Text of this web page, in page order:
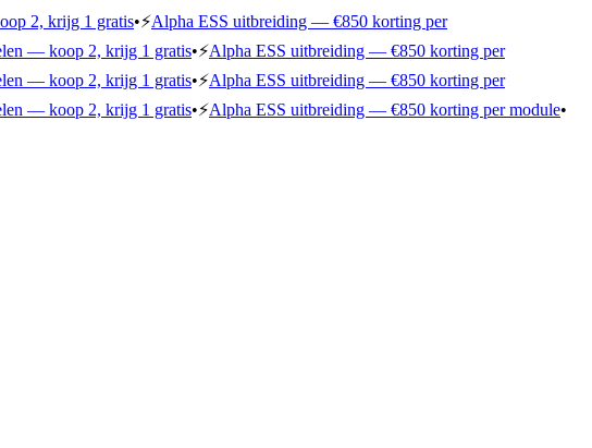
2, krijg 1 gratis•⚡Alpha ESS uitbreiding — €850 korting per
— koop 2, krijg 1 gratis•⚡Alpha ESS uitbreiding — €850 korting per
— koop 2, krijg 1 gratis•⚡Alpha ESS uitbreiding — €850 korting per
— koop 2, krijg 1 gratis•⚡Alpha ESS uitbreiding — €850 korting per module•